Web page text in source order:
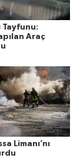
Tayfunu:
Araç
Limanı’nı